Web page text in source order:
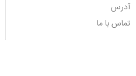
آدرس
تماس با ما